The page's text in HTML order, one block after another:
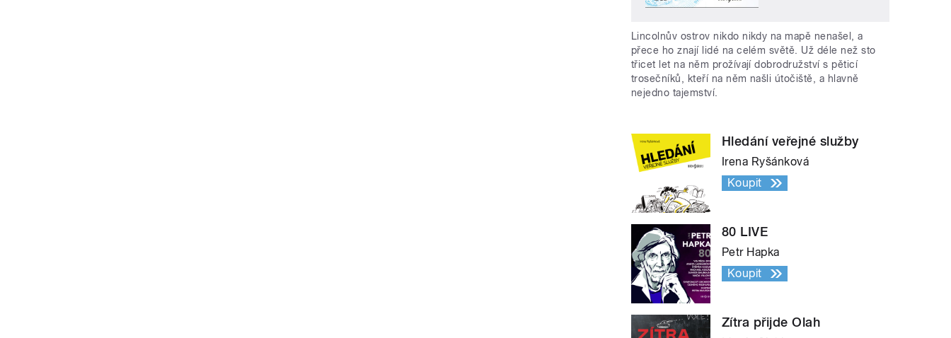
Lincolnův ostrov nikdo nikdy na mapě nenašel, a
přece ho znají lidé na celém světě. Už déle než sto
třicet let na něm prožívají dobrodružství s pěticí
trosečníků, kteří na něm našli útočiště, a hlavně
nejedno tajemství.
Hledání veřejné služby
Irena Ryšánková
Koupit
80 LIVE
Petr Hapka
Koupit
Zítra přijde Olah